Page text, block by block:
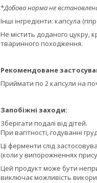
*Добова норма не
Інші інгредієнти: капсула
Не містить доданого цукру,
тваринного походження.
Рекомендоване
Приймати по 2 капсули на
Запобіжні заходи:
Зберігати подалі від дітей.
При вагітності, годуванні
Ці ферменти слід
(коли у випорожненнях
Цей продукт може бути
виключає можливість